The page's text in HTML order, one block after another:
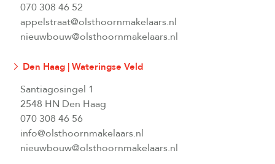
070 308 46 52
appelstraat@olsthoornmakelaars.nl
nieuwbouw@olsthoornmakelaars.nl
Den Haag | Wateringse Veld
Santiagosingel 1
2548 HN Den Haag
070 308 46 56
info@olsthoornmakelaars.nl
nieuwbouw@olsthoornmakelaars.nl